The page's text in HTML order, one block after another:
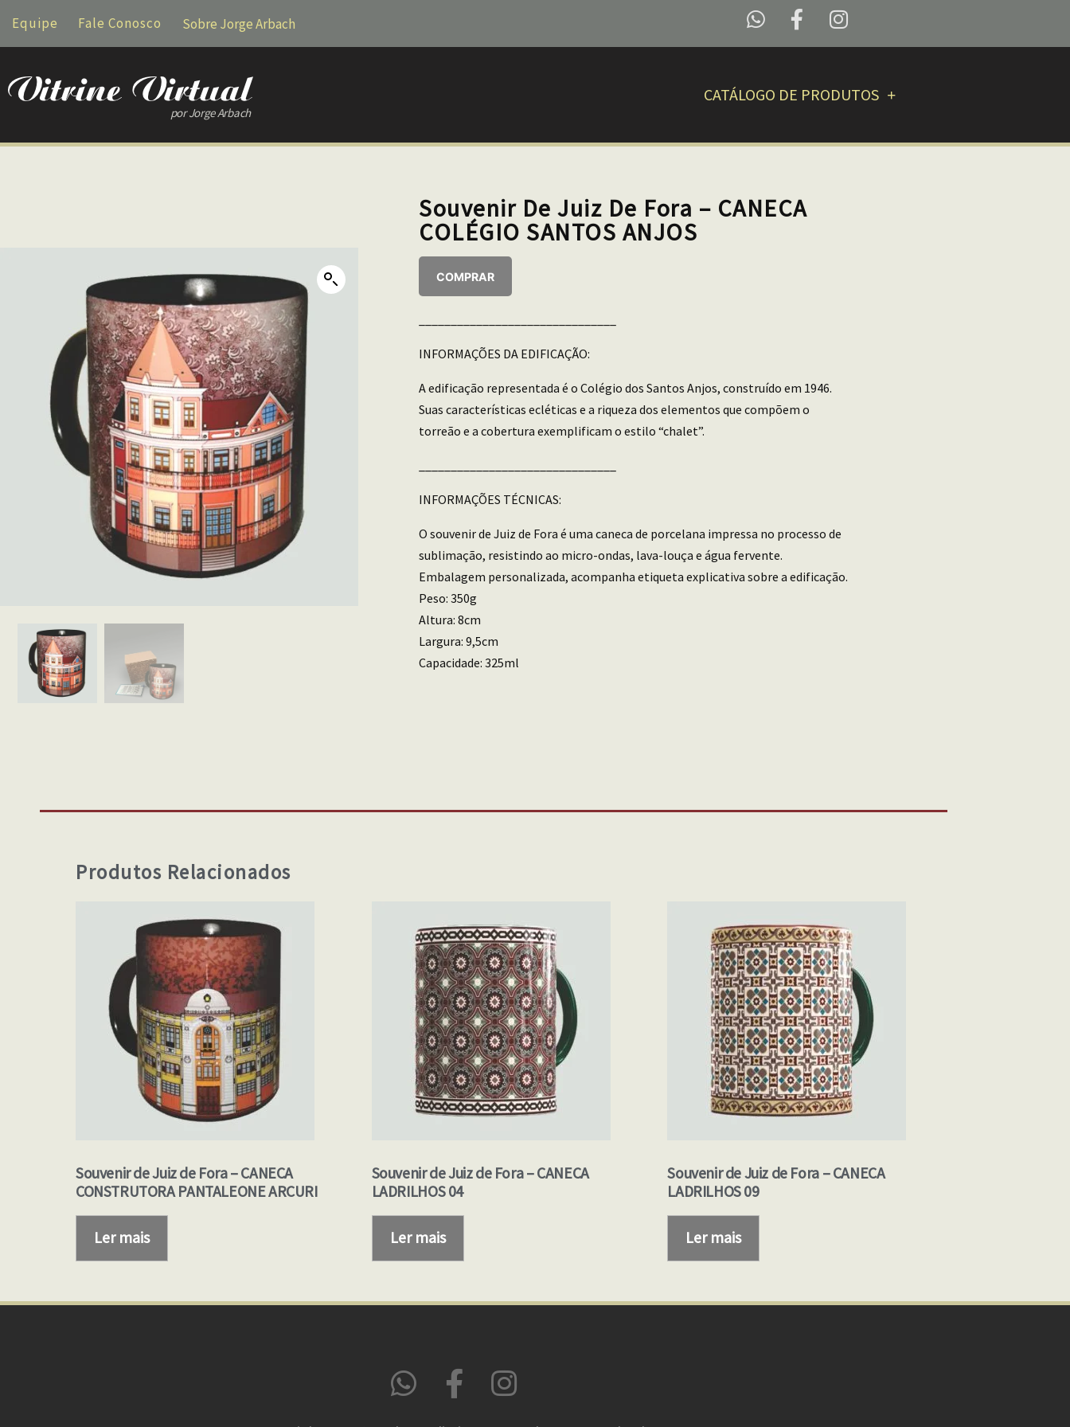
Equipe Fale Conosco Sobre Jorge Arbach
por Jorge Arbach
CATÁLOGO DE PRODUTOS
Souvenir De Juiz De Fora – CANECA
COLÉGIO SANTOS ANJOS
COMPRAR
INFORMAÇÕES DA EDIFICAÇÃO:
A edificação representada é o Colégio dos Santos Anjos, construído em 1946.
Suas características ecléticas e a riqueza dos elementos que compõem o
torreão e a cobertura exemplificam o estilo “chalet”.
INFORMAÇÕES TÉCNICAS:
O souvenir de Juiz de Fora é uma caneca de porcelana impressa no processo de
sublimação, resistindo ao micro-ondas, lava-louça e água fervente.
Embalagem personalizada, acompanha etiqueta explicativa sobre a edificação.
Peso: 350g
Altura: 8cm
Largura: 9,5cm
Capacidade: 325ml
Produtos Relacionados
Souvenir de Juiz de Fora – CANECA
CONSTRUTORA PANTALEONE ARCURI
Ler mais
Souvenir de Juiz de Fora – CANECA
LADRILHOS 04
Ler mais
Souvenir de Juiz de Fora – CANECA
LADRILHOS 09
Ler mais